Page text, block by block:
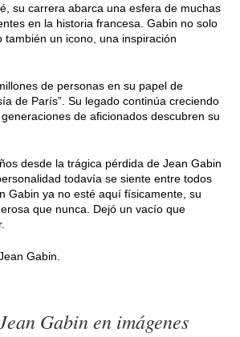
su carrera abarca una esfera de muchas
en la historia francesa. Gabin no solo
también un icono, una inspiración
de personas en su papel de
de París”. Su legado continúa creciendo
de aficionados descubren su
desde la trágica pérdida de Jean Gabin
todavía se siente entre todos
Gabin ya no esté aquí físicamente, su
que nunca. Dejó un vacío que
Gabin.
Gabin en imágenes